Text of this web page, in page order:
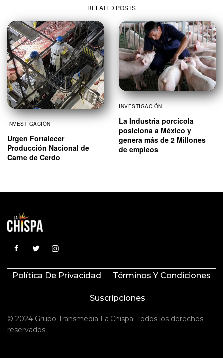
RELATED POSTS
INVESTIGACIÓN
Urgen Fortalecer
Producción Nacional de
Carne de Cerdo
INVESTIGACIÓN
La Industria porcícola
posiciona a México y
genera más de 2 Millones
de empleos
Política De Privacidad Términos Y Condiciones
Suscripciones
© 2024 Grupo Transmedia La Chispa. Todos los derechos
reservados